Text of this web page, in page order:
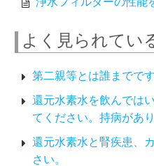
よく見られてい
第二親等とは誰までで
還元水素水を飲んでは
てください。持病があ
還元水素水と腎疾患、
さい。